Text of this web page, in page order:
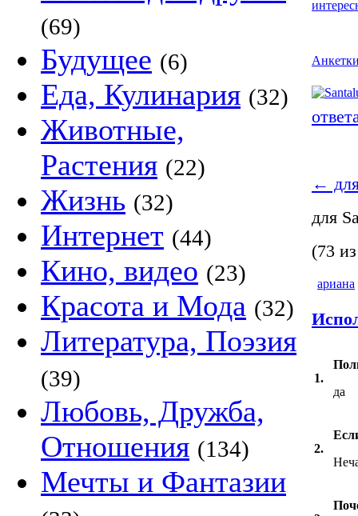
(69)
Будущее (6)
Еда, Кулинария (32)
Животные,
Растения (22)
Жизнь (32)
Интернет (44)
Кино, видео (23)
Красота и Мода (32)
Литература, Поэзия
(39)
Любовь, Дружба,
Отношения (134)
Мечты и Фантазии
←
для
(73
ариана
1.
да
2.